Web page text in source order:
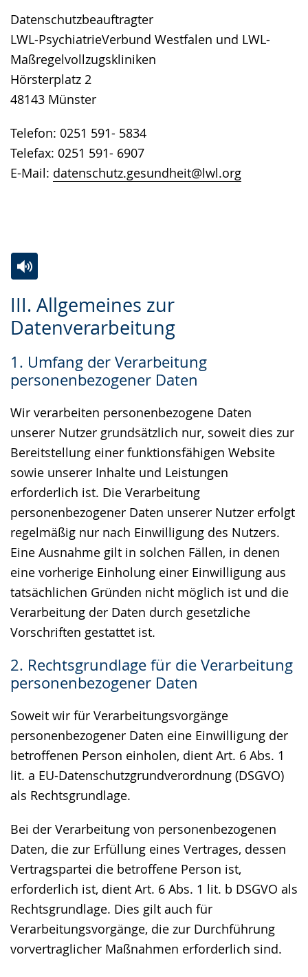
Datenschutzbeauftragter
LWL-PsychiatrieVerbund Westfalen und LWL-
Maßregelvollzugskliniken
Hörsterplatz 2
48143 Münster
Telefon: 0251 591- 5834
Telefax: 0251 591- 6907
E-Mail: datenschutz.gesundheit@lwl.org
III. Allgemeines zur
Datenverarbeitung
1. Umfang der Verarbeitung
personenbezogener Daten
Wir verarbeiten personenbezogene Daten
unserer Nutzer grundsätzlich nur, soweit dies zur
Bereitstellung einer funktionsfähigen Website
sowie unserer Inhalte und Leistungen
erforderlich ist. Die Verarbeitung
personenbezogener Daten unserer Nutzer erfolgt
regelmäßig nur nach Einwilligung des Nutzers.
Eine Ausnahme gilt in solchen Fällen, in denen
eine vorherige Einholung einer Einwilligung aus
tatsächlichen Gründen nicht möglich ist und die
Verarbeitung der Daten durch gesetzliche
Vorschriften gestattet ist.
2. Rechtsgrundlage für die Verarbeitung
personenbezogener Daten
Soweit wir für Verarbeitungsvorgänge
personenbezogener Daten eine Einwilligung der
betroffenen Person einholen, dient Art. 6 Abs. 1
lit. a EU-Datenschutzgrundverordnung (DSGVO)
als Rechtsgrundlage.
Bei der Verarbeitung von personenbezogenen
Daten, die zur Erfüllung eines Vertrages, dessen
Vertragspartei die betroffene Person ist,
erforderlich ist, dient Art. 6 Abs. 1 lit. b DSGVO als
Rechtsgrundlage. Dies gilt auch für
Verarbeitungsvorgänge, die zur Durchführung
vorvertraglicher Maßnahmen erforderlich sind.
Leichten
Sprache
Audio-
Unterstützung.
Video
in
Gebärdensprache
wird
angezeigt.